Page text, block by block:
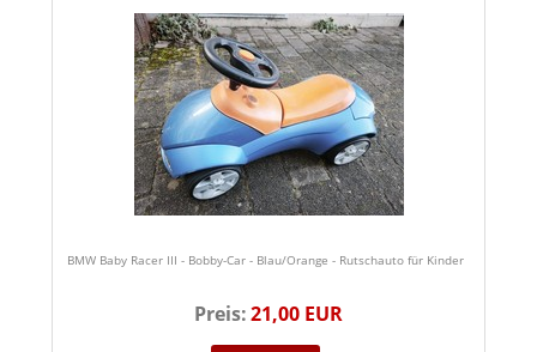
BMW Baby Racer III - Bobby-Car - Blau/Orange - Rutschauto für Kinder
Preis:21,00 EUR